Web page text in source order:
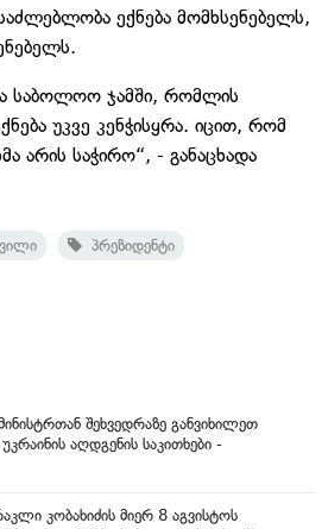
ექნება მომხსენებელს,
საბოლოო ჯამში, რომლის
უკვე კენჭისყრა. იცით, რომ
არის საჭირო“, - განაცხადა
პრეზიდენტი
შეხვედრაზე განვიხილეთ
აღდგენის საკითხები -
კობახიძის მიერ 8 აგვისტოს